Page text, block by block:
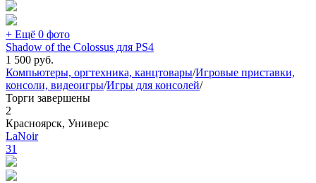
+ Ещё 0 фото
Shadow of the Colossus для PS4
1 500 руб.
Компьютеры, оргтехника, канцтовары/Игровые приставки,
консоли, видеоигры/Игры для консолей/
Торги завершены
2
Красноярск, Универс
LaNoir
31